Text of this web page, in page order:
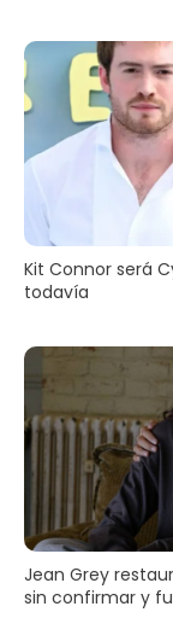
Kit Connor será
todavía
Jean Grey
sin confirmar y